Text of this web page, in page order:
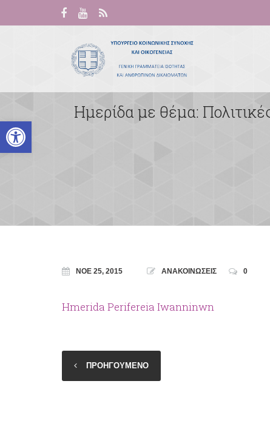
Ανοίξτε τη γραμμή εργαλείων
Ημερίδα με θέμα:
ΝΟΈ 25, 2015 ΑΝΑΚΟΙΝΩΣΕΙΣ 0
Hmerida Perifereia Iwanninwn
ΠΡΟΗΓΟΥΜΕΝΟ